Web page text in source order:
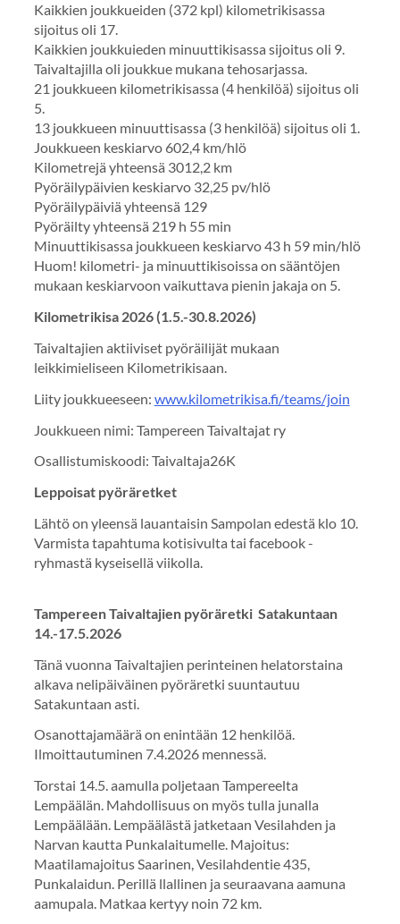
Kaikkien joukkueiden (372 kpl) kilometrikisassa
sijoitus oli 17.
Kaikkien joukkuieden minuuttikisassa sijoitus oli 9.
Taivaltajilla oli joukkue mukana tehosarjassa.
21 joukkueen kilometrikisassa (4 henkilöä) sijoitus oli
5.
13 joukkueen minuuttisassa (3 henkilöä) sijoitus oli 1.
Joukkueen keskiarvo 602,4 km/hlö
Kilometrejä yhteensä 3012,2 km
Pyöräilypäivien keskiarvo 32,25 pv/hlö
Pyöräilypäiviä yhteensä 129
Pyöräilty yhteensä 219 h 55 min
Minuuttikisassa joukkueen keskiarvo 43 h 59 min/hlö
Huom! kilometri- ja minuuttikisoissa on sääntöjen
mukaan keskiarvoon vaikuttava pienin jakaja on 5.
Kilometrikisa 2026 (1.5.-30.8.2026)
Taivaltajien aktiiviset pyöräilijät mukaan
leikkimieliseen Kilometrikisaan.
Liity joukkueeseen: www.kilometrikisa.fi/teams/join
Joukkueen nimi: Tampereen Taivaltajat ry
Osallistumiskoodi: Taivaltaja26K
Leppoisat pyöräretket
Lähtö on yleensä lauantaisin Sampolan edestä klo 10.
Varmista tapahtuma kotisivulta tai facebook -
ryhmastä kyseisellä viikolla.
Tampereen Taivaltajien pyöräretki Satakuntaan
14.-17.5.2026
Tänä vuonna Taivaltajien perinteinen helatorstaina
alkava nelipäiväinen pyöräretki suuntautuu
Satakuntaan asti.
Osanottajamäärä on enintään 12 henkilöä.
Ilmoittautuminen 7.4.2026 mennessä.
Torstai 14.5. aamulla poljetaan Tampereelta
Lempäälän. Mahdollisuus on myös tulla junalla
Lempäälään. Lempäälästä jatketaan Vesilahden ja
Narvan kautta Punkalaitumelle. Majoitus:
Maatilamajoitus Saarinen, Vesilahdentie 435,
Punkalaidun. Perillä llallinen ja seuraavana aamuna
aamupala. Matkaa kertyy noin 72 km.